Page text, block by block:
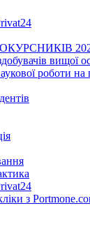
вищої
роботи на
з